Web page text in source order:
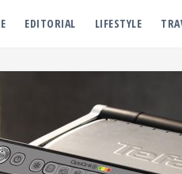
EDITORIAL LIFESTYLE